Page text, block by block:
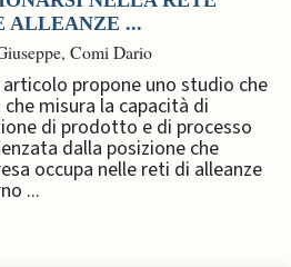
ALLEANZE ...
Comi Dario
propone uno studio che
misura la capacità di
di prodotto e di processo
dalla posizione che
occupa nelle reti di alleanze
...